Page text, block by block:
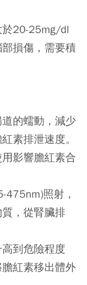
於20-25mg/dl
損傷，需要積
的蠕動，減少
素排泄速度。
影響膽紅素合
照射，
，從腎臟排
到危險程度
紅素移出體外